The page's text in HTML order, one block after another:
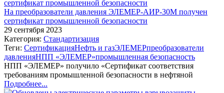
На преобразователи давления ЭЛЕМЕР-АИР-30М получен
сертификат промышленной безопасности
29 сентября 2023
Категория: Стандартизация
Теги: СертификацияНефть и газЭЛЕМЕРпреобразователи
давленияНПП «ЭЛЕМЕР»промышленная безопасность
НПП «ЭЛЕМЕР» получило «Сертификат соответствия
требованиям промышленной безопасности в нефтяной
Подробнее...